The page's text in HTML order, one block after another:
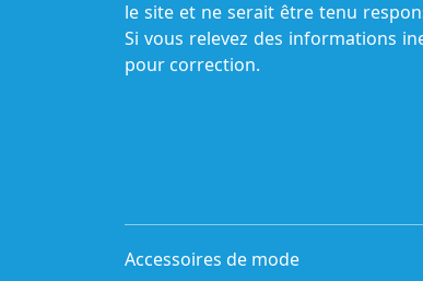
le site et ne serait être tenu
Si vous relevez des informations
pour correction.
Accessoires de mode